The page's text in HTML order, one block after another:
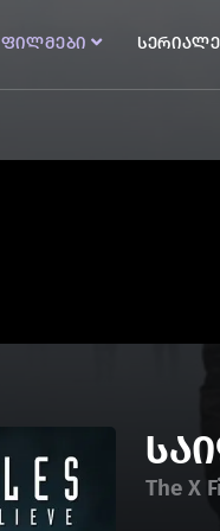
ფილმები
The X